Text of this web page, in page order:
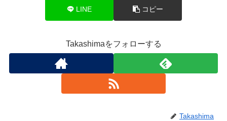
LINE コピー
Takashimaをフォローする
Takashima